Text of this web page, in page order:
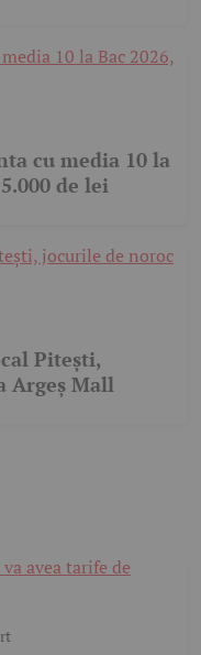
cu media 10 la
de lei
Pitești,
Argeș Mall